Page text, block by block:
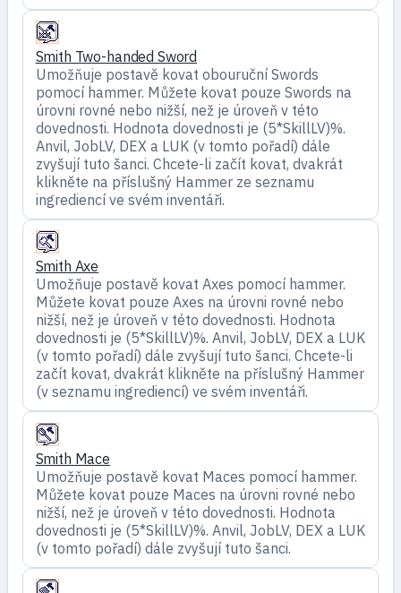
Smith Two-handed Sword
Umožňuje postavě kovat obouruční Swords
pomocí hammer. Můžete kovat pouze Swords na
úrovni rovné nebo nižší, než je úroveň v této
dovednosti. Hodnota dovednosti je (5*SkillLV)%.
Anvil, JobLV, DEX a LUK (v tomto pořadí) dále
zvyšují tuto šanci. Chcete-li začít kovat, dvakrát
klikněte na příslušný Hammer ze seznamu
ingrediencí ve svém inventáři.
Smith Axe
Umožňuje postavě kovat Axes pomocí hammer.
Můžete kovat pouze Axes na úrovni rovné nebo
nižší, než je úroveň v této dovednosti. Hodnota
dovednosti je (5*SkillLV)%. Anvil, JobLV, DEX a LUK
(v tomto pořadí) dále zvyšují tuto šanci. Chcete-li
začít kovat, dvakrát klikněte na příslušný Hammer
(v seznamu ingrediencí) ve svém inventáři.
Smith Mace
Umožňuje postavě kovat Maces pomocí hammer.
Můžete kovat pouze Maces na úrovni rovné nebo
nižší, než je úroveň v této dovednosti. Hodnota
dovednosti je (5*SkillLV)%. Anvil, JobLV, DEX a LUK
(v tomto pořadí) dále zvyšují tuto šanci.